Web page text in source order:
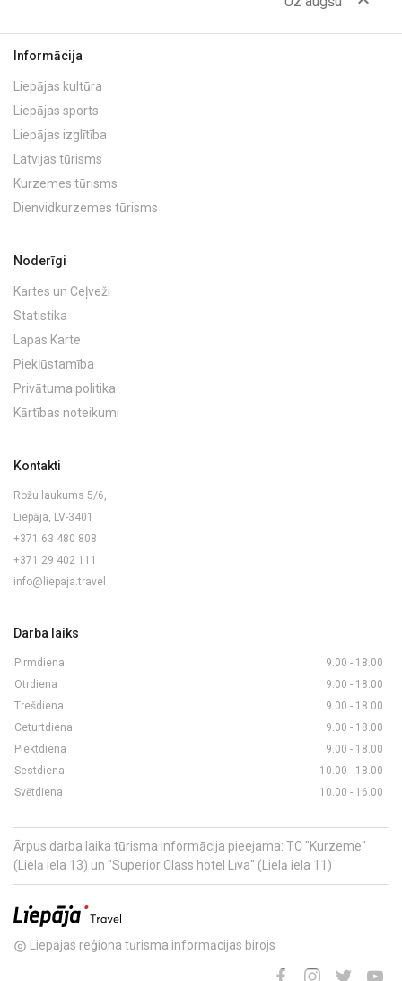
Informācija
Liepājas kultūra
Liepājas sports
Liepājas izglītība
Latvijas tūrisms
Kurzemes tūrisms
Dienvidkurzemes tūrisms
Noderīgi
Kartes un Ceļveži
Statistika
Lapas Karte
Piekļūstamība
Privātuma politika
Kārtības noteikumi
Kontakti
Rožu laukums 5/6,
Liepāja, LV-3401
+371 63 480 808
+371 29 402 111
info@liepaja.travel
Darba laiks
Pirmdiena
9.00 - 18.00
Otrdiena
9.00 - 18.00
Trešdiena
9.00 - 18.00
Ceturtdiena
9.00 - 18.00
Piektdiena
9.00 - 18.00
Sestdiena
10.00 - 18.00
Svētdiena
10.00 - 16.00
Ārpus darba laika tūrisma informācija pieejama: TC "Kurzeme"
(Lielā iela 13) un "Superior Class hotel Līva" (Lielā iela 11)
copyright Liepājas reģiona tūrisma informācijas birojs